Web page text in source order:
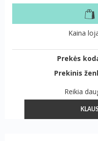
Kaina
Prekės
Prekinis
Reikia